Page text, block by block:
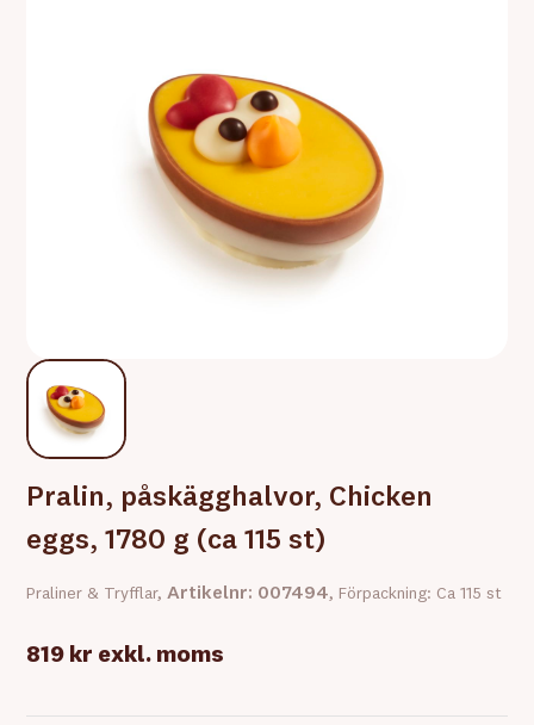
Pralin, påskägghalvor, Chicken
eggs, 1780 g (ca 115 st)
Praliner & Tryfflar,Artikelnr: 007494, Förpackning: Ca 115 st
819 kr exkl. moms